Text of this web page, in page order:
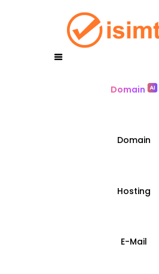
Domain
Domain
Hosting
E-Mail